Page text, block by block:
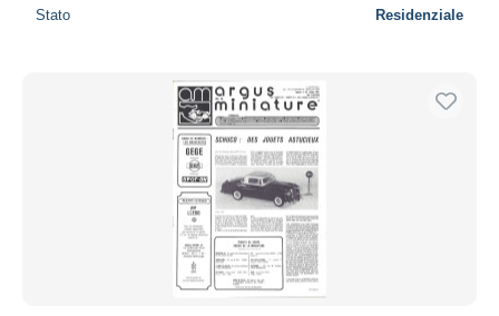
Stato Residenziale